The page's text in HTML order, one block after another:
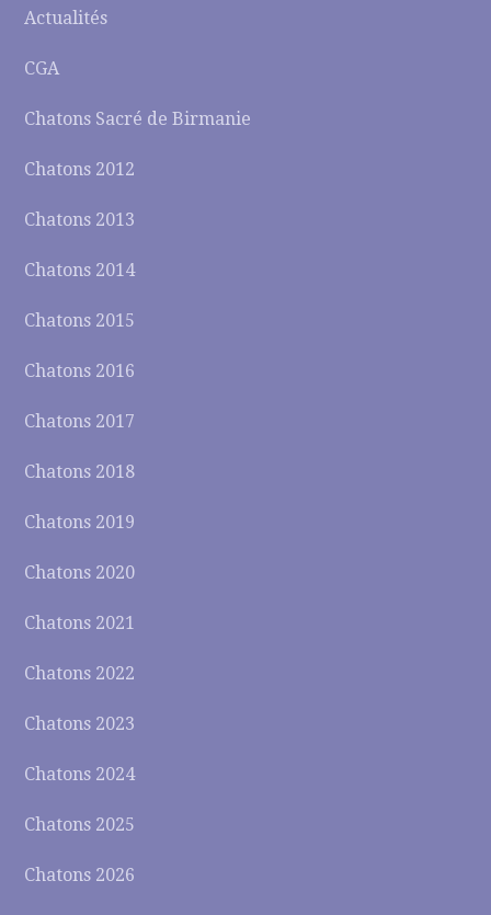
Actualités
CGA
Chatons Sacré de Birmanie
Chatons 2012
Chatons 2013
Chatons 2014
Chatons 2015
Chatons 2016
Chatons 2017
Chatons 2018
Chatons 2019
Chatons 2020
Chatons 2021
Chatons 2022
Chatons 2023
Chatons 2024
Chatons 2025
Chatons 2026